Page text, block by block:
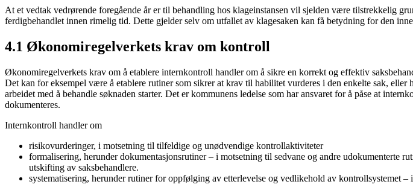
At et vedtak vedrørende foregående år er til behandling hos klageinstansen vil sjelden være tilstrekkelig
ferdigbehandlet innen rimelig tid. Dette gjelder selv om utfallet av klagesaken kan få betydning for den
4.1 Økonomiregelverkets krav om kontroll
Økonomiregelverkets krav om å etablere internkontroll handler om å sikre en korrekt og effektiv
Det kan for eksempel være å etablere rutiner som sikrer at krav til habilitet vurderes i den enkelte sak,
arbeidet med å behandle søknaden starter. Det er kommunens ledelse som har ansvaret for å påse at
dokumenteres.
Internkontroll handler om
risikovurderinger, i motsetning til tilfeldige og unødvendige kontrollaktiviteter
formalisering, herunder dokumentasjonsrutiner – i motsetning til sedvane og andre
utskifting av saksbehandlere.
systematisering, herunder rutiner for oppfølging av etterlevelse og vedlikehold av kontrollsystemet